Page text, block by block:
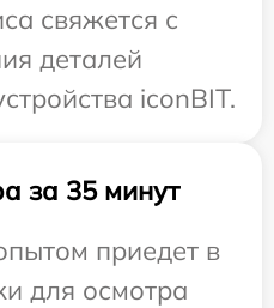
свяжется с
деталей
iconBIT.
за 35 минут
приедет в
для осмотра